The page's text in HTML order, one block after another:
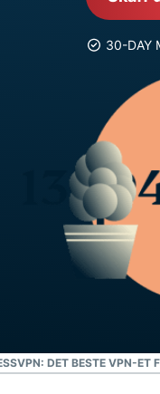
30-DAY
DET BESTE VPN-ET